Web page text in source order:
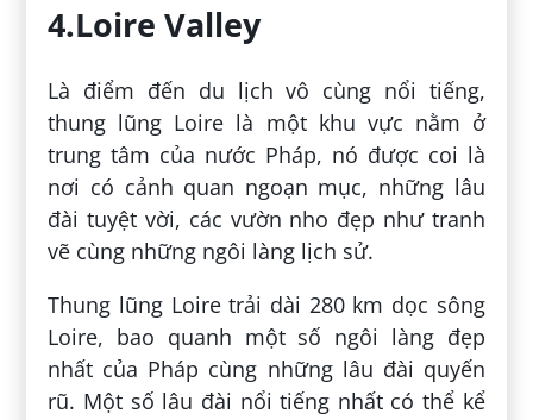
4.Loire Valley
Là điểm đến du lịch vô cùng nổi tiếng,
thung lũng Loire là một khu vực nằm ở
trung tâm của nước Pháp, nó được coi là
nơi có cảnh quan ngoạn mục, những lâu
đài tuyệt vời, các vườn nho đẹp như tranh
vẽ cùng những ngôi làng lịch sử.
Thung lũng Loire trải dài 280 km dọc sông
Loire, bao quanh một số ngôi làng đẹp
nhất của Pháp cùng những lâu đài quyến
rũ. Một số lâu đài nổi tiếng nhất có thể kể